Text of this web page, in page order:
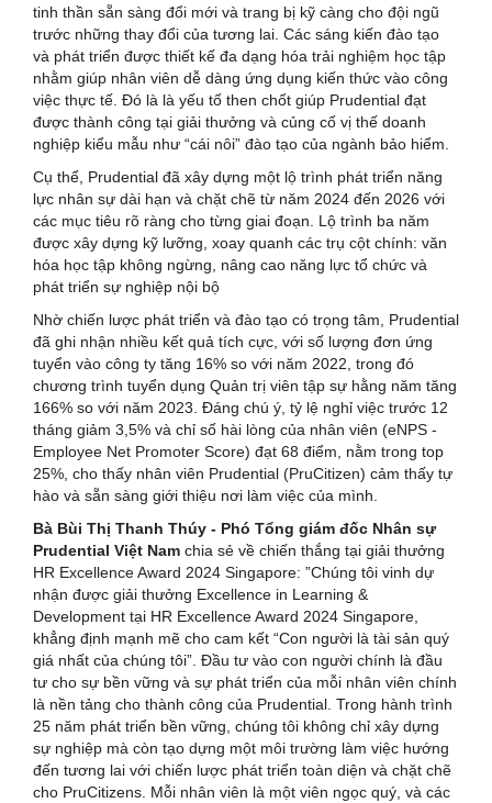
tinh thần sẵn sàng đổi mới và trang bị kỹ càng cho đội ngũ
trước những thay đổi của tương lai. Các sáng kiến đào tạo
và phát triển được thiết kế đa dạng hóa trải nghiệm học tập
nhằm giúp nhân viên dễ dàng ứng dụng kiến thức vào công
việc thực tế. Đó là là yếu tố then chốt giúp Prudential đạt
được thành công tại giải thưởng và củng cố vị thế doanh
nghiệp kiểu mẫu như “cái nôi” đào tạo của ngành bảo hiểm.
Cụ thể, Prudential đã xây dựng một lộ trình phát triển năng
lực nhân sự dài hạn và chặt chẽ từ năm 2024 đến 2026 với
các mục tiêu rõ ràng cho từng giai đoạn. Lộ trình ba năm
được xây dựng kỹ lưỡng, xoay quanh các trụ cột chính: văn
hóa học tập không ngừng, nâng cao năng lực tổ chức và
phát triển sự nghiệp nội bộ
Nhờ chiến lược phát triển và đào tạo có trọng tâm, Prudential
đã ghi nhận nhiều kết quả tích cực, với số lượng đơn ứng
tuyển vào công ty tăng 16% so với năm 2022, trong đó
chương trình tuyển dụng Quản trị viên tập sự hằng năm tăng
166% so với năm 2023. Đáng chú ý, tỷ lệ nghỉ việc trước 12
tháng giảm 3,5% và chỉ số hài lòng của nhân viên (eNPS -
Employee Net Promoter Score) đạt 68 điểm, nằm trong top
25%, cho thấy nhân viên Prudential (PruCitizen) cảm thấy tự
hào và sẵn sàng giới thiệu nơi làm việc của mình.
Bà Bùi Thị Thanh Thúy - Phó Tổng giám đốc Nhân sự
Prudential Việt Nam chia sẻ về chiến thắng tại giải thưởng
HR Excellence Award 2024 Singapore: ”Chúng tôi vinh dự
nhận được giải thưởng Excellence in Learning &
Development tại HR Excellence Award 2024 Singapore,
khẳng định mạnh mẽ cho cam kết “Con người là tài sản quý
giá nhất của chúng tôi”. Đầu tư vào con người chính là đầu
tư cho sự bền vững và sự phát triển của mỗi nhân viên chính
là nền tảng cho thành công của Prudential. Trong hành trình
25 năm phát triển bền vững, chúng tôi không chỉ xây dựng
sự nghiệp mà còn tạo dựng một môi trường làm việc hướng
đến tương lai với chiến lược phát triển toàn diện và chặt chẽ
cho PruCitizens. Mỗi nhân viên là một viên ngọc quý, và các